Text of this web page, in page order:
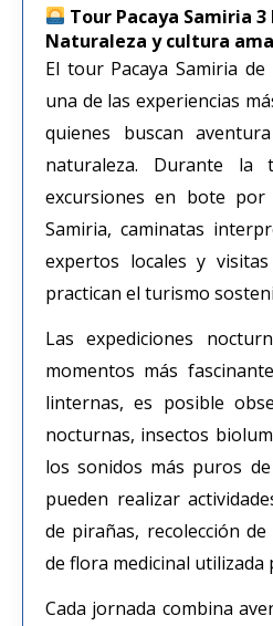
Tour Pacaya Samiria 3
Naturaleza y cultura
El tour Pacaya Samiria
una de las experiencias
quienes buscan
naturaleza. Durante la
excursiones en bote
Samiria, caminatas
expertos locales y
practican el turismo
Las expediciones
momentos más
linternas, es posible
nocturnas, insectos
los sonidos más puros
pueden realizar
de pirañas, recolección
de flora medicinal utilizada
Cada jornada combina